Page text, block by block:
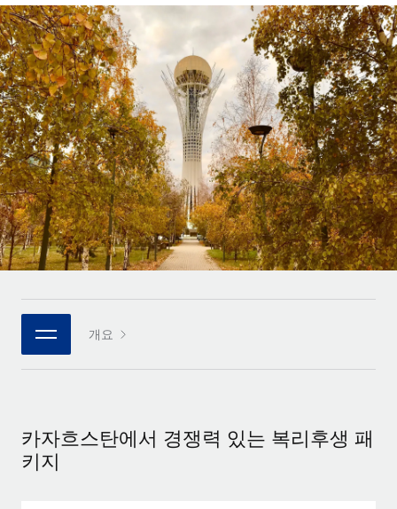
PEO
복잡한 고용 업무를 아웃소싱
인프라
Remote 통합
HR을 워크플로에 매끄럽게 통합
플랫폼
팀을 위한 통합된 핵심 HR 기능
연결 새로운
통합
핵심 비즈니스 도구로 프로세스를 간소화
글로벌 인사 및 규정 준수 업무 처리에 전문가 지원 제공
성장 단계
스타트업
성장하는 기업을 위한 민첩한 글로벌 HR 및 급여 솔루션
중견기업
맞춤형 HR 솔루션으로 팀 확장
엔터프라이즈
대기업을 위한 글로벌 HR
REMOTE 파트너 되기
플랫폼에 글로벌 HR을 유연하게 통합
Remote와의 파트너십 기회 탐색
글로벌 계약직을 위한 통화 옵션과 지급 소요 시간 확인
REMOTE와 함께 배우기
리서치 및 가이드
사례 연구
HR 용어집
체크리스트 및 템플릿
직무 설명 라이브러리
이벤트
인사이트 센터
지원받기
Nederlands
Français
Deutsch
Español
Italiano
Português (Portugal)
한국어
개요
카자흐스탄에서 경쟁력 있는 복리후생 패
키지